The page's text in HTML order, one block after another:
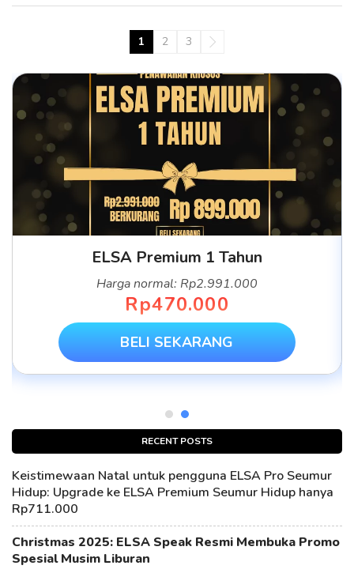
1 2 3
RECENT POSTS
Keistimewaan Natal untuk pengguna ELSA Pro Seumur
Hidup: Upgrade ke ELSA Premium Seumur Hidup hanya
Rp711.000
Christmas 2025: ELSA Speak Resmi Membuka Promo
Spesial Musim Liburan
ELSA Premium 1 Tahun
Harga normal: Rp2.991.000
Rp470.000
BELI SEKARANG